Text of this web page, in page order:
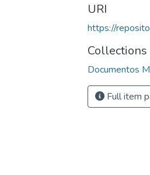
URI
https://
Collections
Documentos
Full item